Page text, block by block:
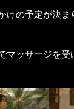
けの予定が決
マッサージを受